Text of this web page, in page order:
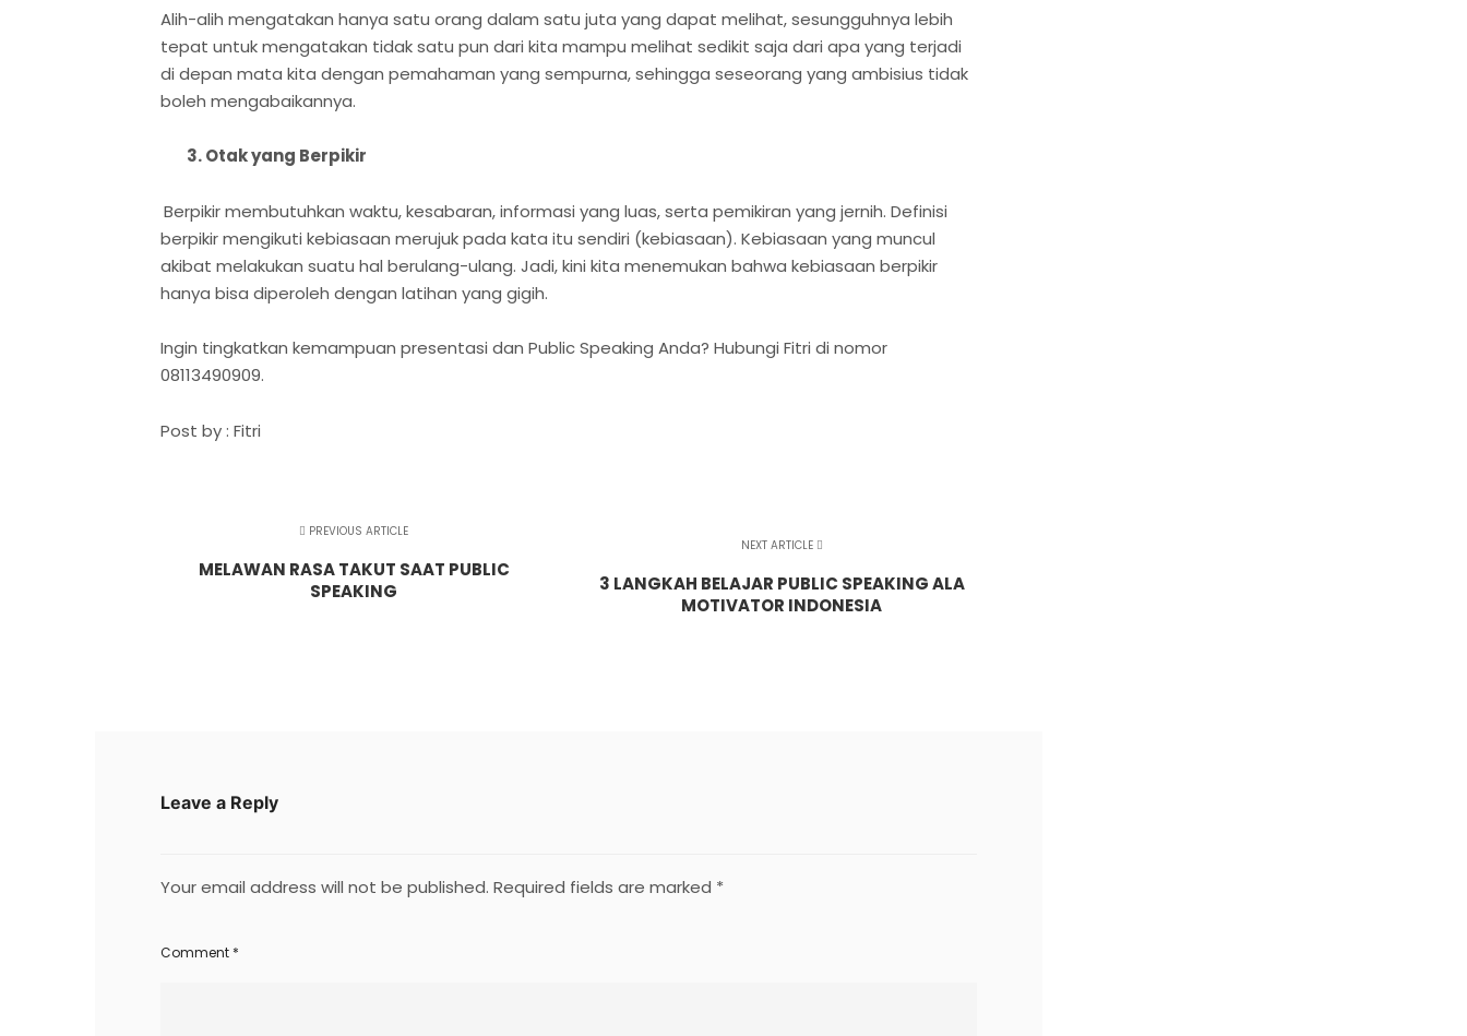
Alih-alih mengatakan hanya satu orang dalam satu juta yang dapat melihat, sesungguhnya lebih
tepat untuk mengatakan tidak satu pun dari kita mampu melihat sedikit saja dari apa yang terjadi
di depan mata kita dengan pemahaman yang sempurna, sehingga seseorang yang ambisius tidak
boleh mengabaikannya.
3. Otak yang Berpikir
Berpikir membutuhkan waktu, kesabaran, informasi yang luas, serta pemikiran yang jernih. Definisi
berpikir mengikuti kebiasaan merujuk pada kata itu sendiri (kebiasaan). Kebiasaan yang muncul
akibat melakukan suatu hal berulang-ulang. Jadi, kini kita menemukan bahwa kebiasaan berpikir
hanya bisa diperoleh dengan latihan yang gigih.
Ingin tingkatkan kemampuan presentasi dan Public Speaking Anda? Hubungi Fitri di nomor
08113490909.
Post by : Fitri
PREVIOUS ARTICLE
MELAWAN RASA TAKUT SAAT PUBLIC
SPEAKING
NEXT ARTICLE
3 LANGKAH BELAJAR PUBLIC SPEAKING ALA
MOTIVATOR INDONESIA
Leave a Reply
Your email address will not be published. Required fields are marked *
Comment *